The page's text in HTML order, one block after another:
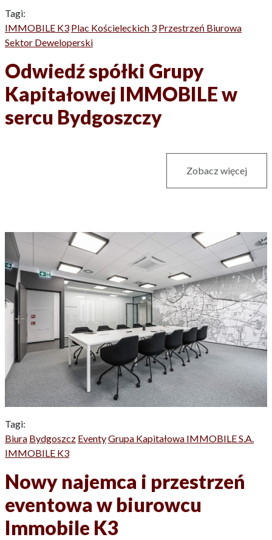
Tagi:
IMMOBILE K3 Plac Kościeleckich 3 Przestrzeń Biurowa
Sektor Deweloperski
Odwiedź spółki Grupy
Kapitałowej IMMOBILE w
sercu Bydgoszczy
Zobacz więcej
Tagi:
Biura Bydgoszcz EventyGrupa Kapitałowa IMMOBILE S.A.
IMMOBILE K3
Nowy najemca i przestrzeń
eventowa w biurowcu
Immobile K3